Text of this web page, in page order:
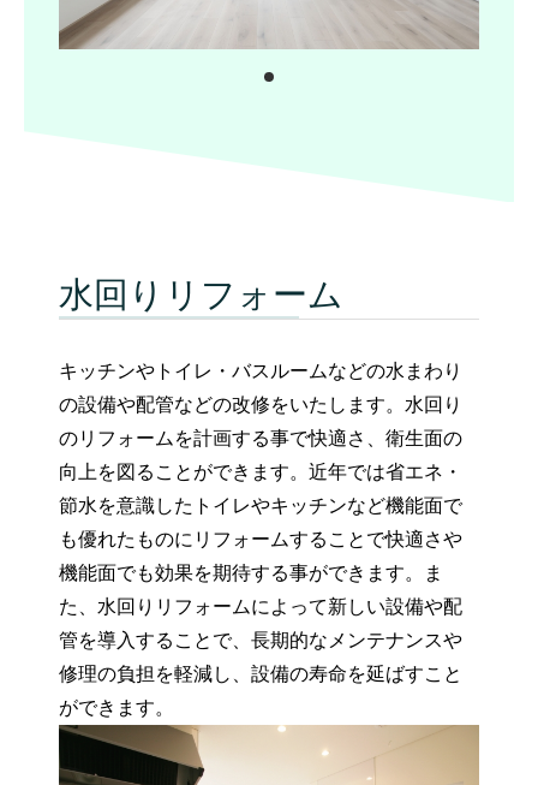
水回りリフォーム
キッチンやトイレ・バスルームなどの水まわり
の設備や配管などの改修をいたします。水回り
のリフォームを計画する事で快適さ、衛生面の
向上を図ることができます。近年では省エネ・
節水を意識したトイレやキッチンなど機能面で
も優れたものにリフォームすることで快適さや
機能面でも効果を期待する事ができます。ま
た、水回りリフォームによって新しい設備や配
管を導入することで、長期的なメンテナンスや
修理の負担を軽減し、設備の寿命を延ばすこと
ができます。